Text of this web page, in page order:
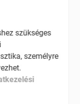
szükséges
személyre